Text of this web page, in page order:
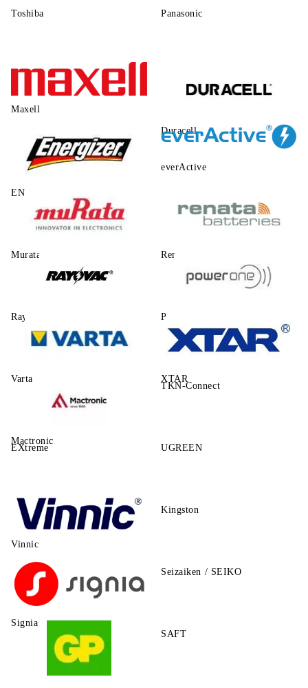
Toshiba Panasonic
Maxell
Duracell
ENERGIZER
everActive
Murata Renata
Rayovac Power One
Varta XTAR
Mactronic
TKN-Connect
EXtreme UGREEN
Vinnic
Kingston
Signia
Seizaiken / SEIKO
SAFT